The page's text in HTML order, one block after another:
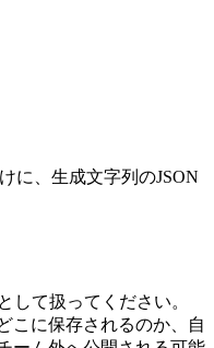
に、生成文字列のJSON
して扱ってください。
こに保存されるのか、自